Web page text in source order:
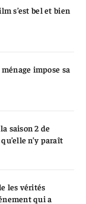
s’est bel et bien
impose sa
saison 2 de
n’y paraît
les vérités
qui a